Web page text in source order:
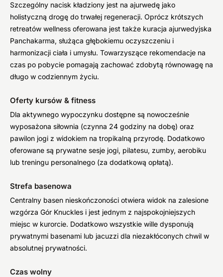
Szczególny nacisk kładziony jest na ajurwedę jako
holistyczną drogę do trwałej regeneracji. Oprócz krótszych
retreatów wellness oferowana jest także kuracja ajurwedyjska
Panchakarma, służąca głębokiemu oczyszczeniu i
harmonizacji ciała i umysłu. Towarzyszące rekomendacje na
czas po pobycie pomagają zachować zdobytą równowagę na
długo w codziennym życiu.
Oferty kursów & fitness
Dla aktywnego wypoczynku dostępne są nowocześnie
wyposażona siłownia (czynna 24 godziny na dobę) oraz
pawilon jogi z widokiem na tropikalną przyrodę. Dodatkowo
oferowane są prywatne sesje jogi, pilatesu, zumby, aerobiku
lub treningu personalnego (za dodatkową opłatą).
Strefa basenowa
Centralny basen nieskończoności otwiera widok na zalesione
wzgórza Gór Knuckles i jest jednym z najspokojniejszych
miejsc w kurorcie. Dodatkowo wszystkie wille dysponują
prywatnymi basenami lub jacuzzi dla niezakłóconych chwil w
absolutnej prywatności.
Czas wolny